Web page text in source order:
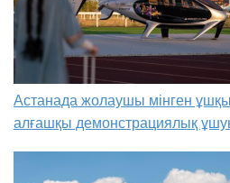
Астанада жолаушы мінген
алғашқы демонстрациялық